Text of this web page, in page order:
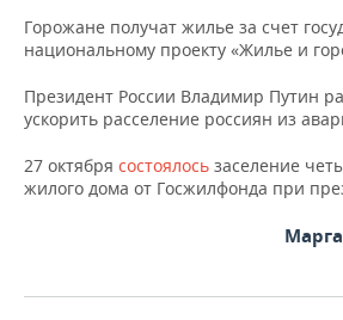
ФИГУРНОЕ КАТАНИЕ
МЕДИЦИНА
Горожане получат жилье за счет
национальному проекту «Жилье и
Президент России Владимир Путин
ускорить расселение россиян из
27 октября состоялось заселение
жилого дома от Госжилфонда при